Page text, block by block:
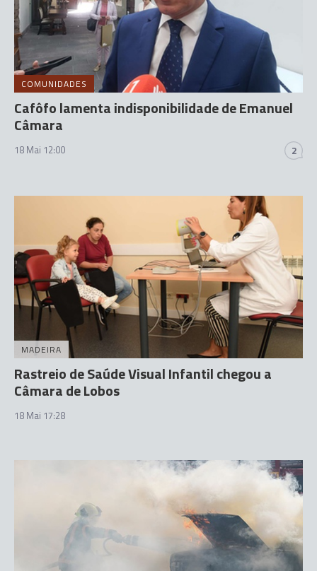
COMUNIDADES
Cafôfo lamenta indisponibilidade de Emanuel
Câmara
18 Mai 12:00 2
MADEIRA
Rastreio de Saúde Visual Infantil chegou a
Câmara de Lobos
18 Mai 17:28